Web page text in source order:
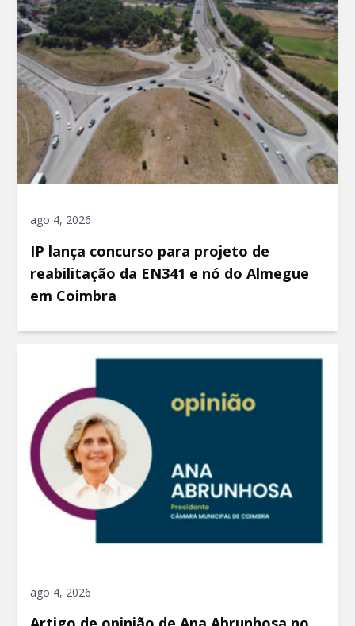
ago 4, 2026
IP lança concurso para projeto de
reabilitação da EN341 e nó do Almegue
em Coimbra
ago 4, 2026